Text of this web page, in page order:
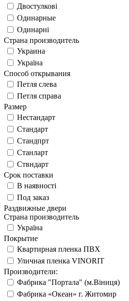
Двостулкові
Одинарные
Одинарні
Страна производитель
Украина
Україна
Способ открывания
Петля слева
Петля справа
Размер
Нестандарт
Стандарт
Стандпрт
Станларт
Ствндарт
Срок поставки
В наявності
Под заказ
Раздвижные двери
Страна производитель
Україна
Покрытие
Квартирная пленка ПВХ
Уличная пленка VINORIT
Производители:
Фабрика "Портала" (м.Віниця)
Фабрика «Океан» г. Житомир